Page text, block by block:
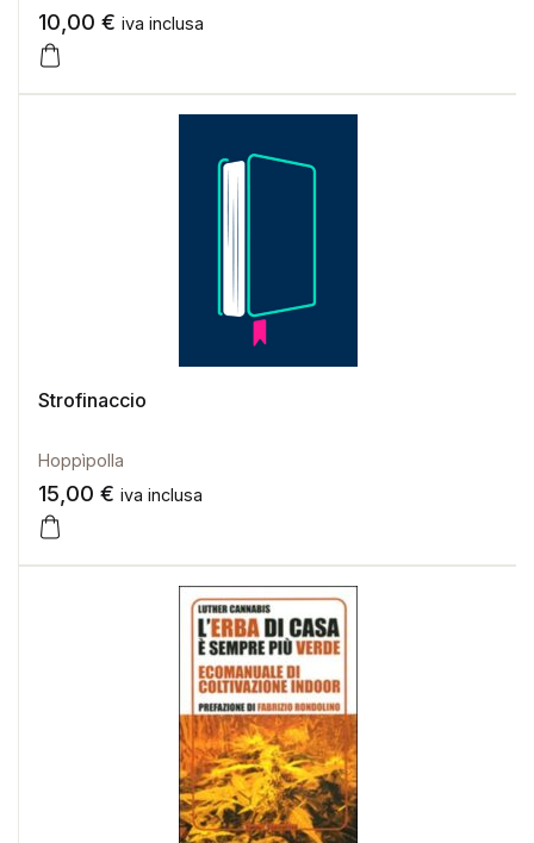
10,00 € iva inclusa
Strofinaccio
Hoppìpolla
15,00 € iva inclusa